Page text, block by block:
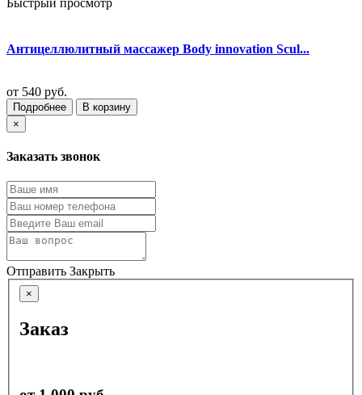
Антицеллюлитный массажер Body innovation Scul...
от 540 руб.
Подробнее
В корзину
×
Заказать звонок
Отправить Закрыть
×
Заказ